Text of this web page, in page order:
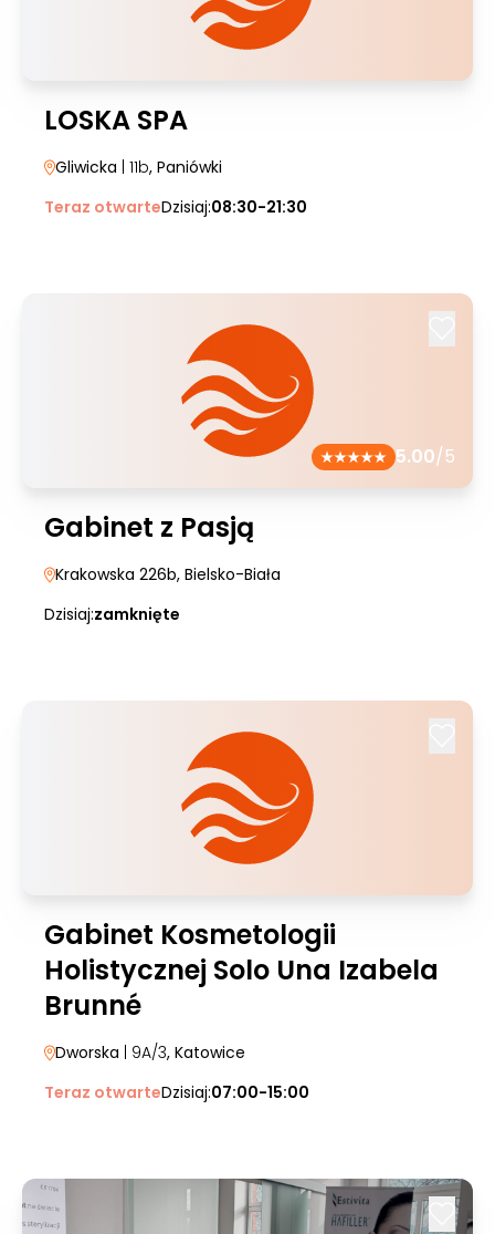
LOSKA SPA
Gliwicka | 11b, Paniówki
Teraz otwarteDzisiaj:08:30-21:30
5.00/5
Gabinet z Pasją
Krakowska 226b, Bielsko-Biała
Dzisiaj:zamknięte
Gabinet Kosmetologii
Holistycznej Solo Una Izabela
Brunné
Dworska | 9A/3, Katowice
Teraz otwarteDzisiaj:07:00-15:00